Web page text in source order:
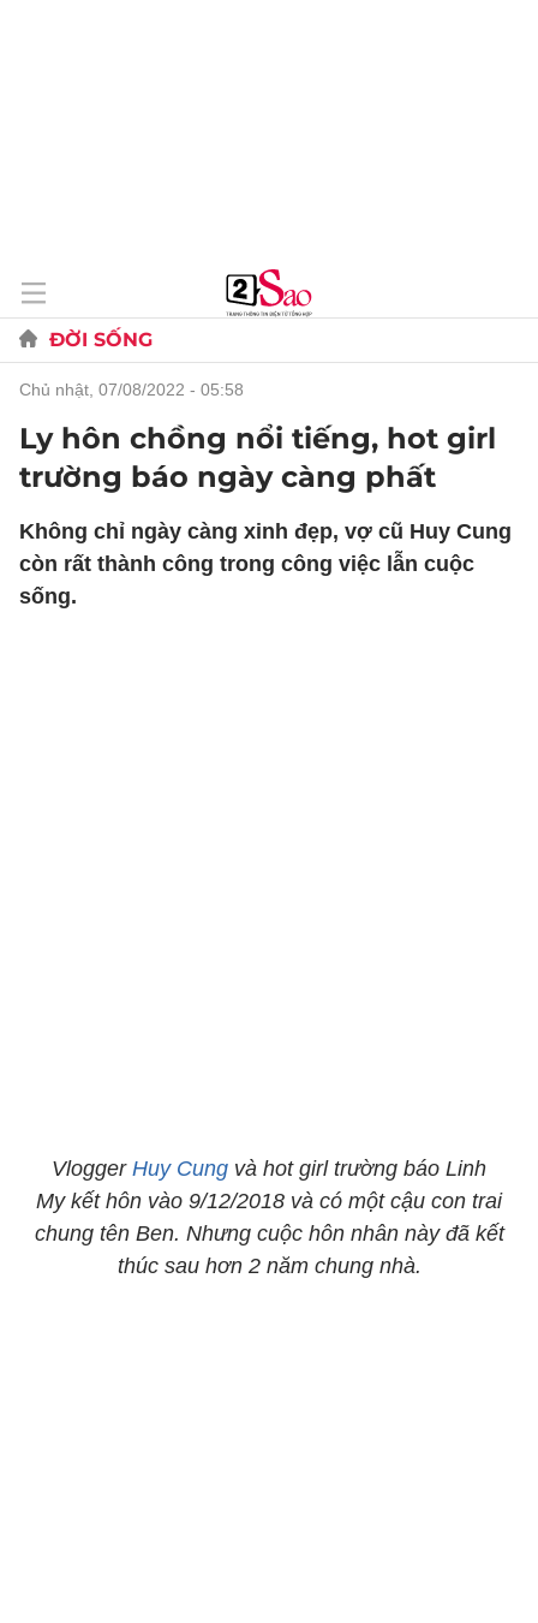
ĐỜI SỐNG
chủ nhật, 07/08/2022 - 05:58
Ly hôn chồng nổi tiếng, hot girl
trường báo ngày càng phất
Không chỉ ngày càng xinh đẹp, vợ cũ Huy Cung
còn rất thành công trong công việc lẫn cuộc
sống.
Vlogger Huy Cung và hot girl trường báo Linh
My kết hôn vào 9/12/2018 và có một cậu con trai
chung tên Ben. Nhưng cuộc hôn nhân này đã kết
thúc sau hơn 2 năm chung nhà.